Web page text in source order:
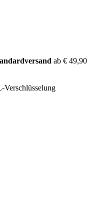
ab € 49,90
Verschlüsselung